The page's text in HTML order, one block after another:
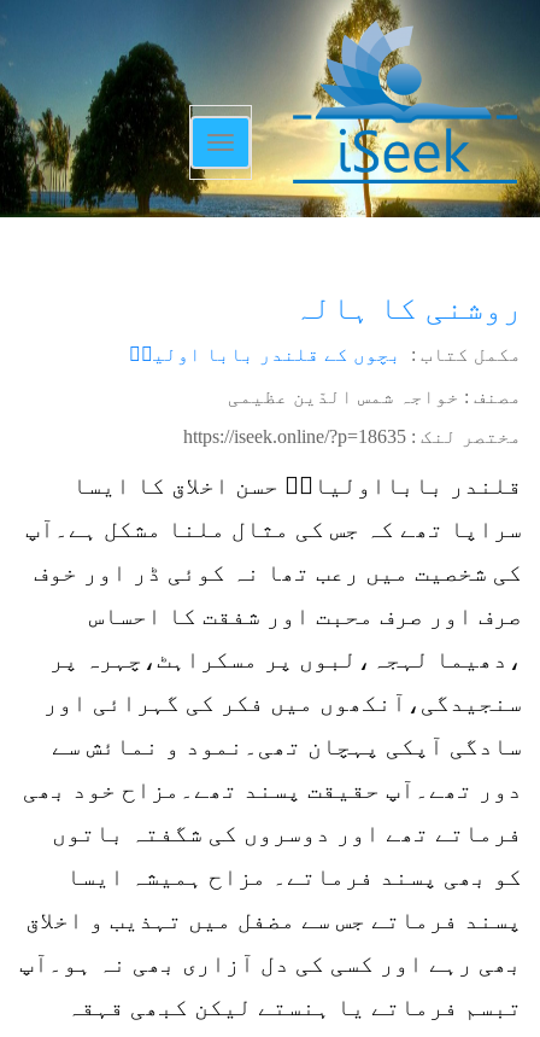
Toggle
navigation
روشنی کا ہالہ
مکمل کتاب : بچوں کے قلندر بابا اولیاؒ
مصنف : خواجہ شمس الدّین عظیمی
مختصر لنک : https://iseek.online/?p=18635
قلندر بابااولیاءؒ حسن اخلاق کا ایسا
سراپا تھے کہ جس کی مثال ملنا مشکل ہے۔آپ
کی شخصیت میں رعب تھا نہ کوئی ڈر اور خوف
صرف اور صرف محبت اور شفقت کا احساس
،دھیما لہجہ،لبوں پر مسکراہٹ،چہرہ پر
سنجیدگی،آنکھوں میں فکر کی گہرائی اور
سادگی آپکی پہچان تھی۔نمود و نمائش سے
دور تھے۔آپ حقیقت پسند تھے۔مزاح خود بھی
فرماتے تھے اور دوسروں کی شگفتہ باتوں
کو بھی پسند فرماتے۔ مزاح ہمیشہ ایسا
پسند فرماتے جس سے مضفل میں تہذیب و اخلاق
بھی رہے اور کسی کی دل آزاری بھی نہ ہو۔آپ
تبسم فرماتے یا ہنستے لیکن کبھی قہقہ